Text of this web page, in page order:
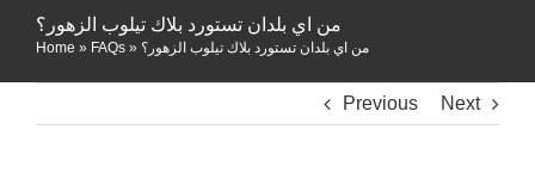
من اي بلدان تستورد بلاك تيلوب الزهور؟
Home » FAQs » من اي بلدان تستورد بلاك تيلوب الزهور؟
Previous Next